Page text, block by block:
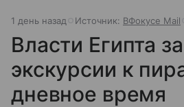
1 день назад Источник: ВФокусе Mail
Власти Египта
экскурсии к
дневное время